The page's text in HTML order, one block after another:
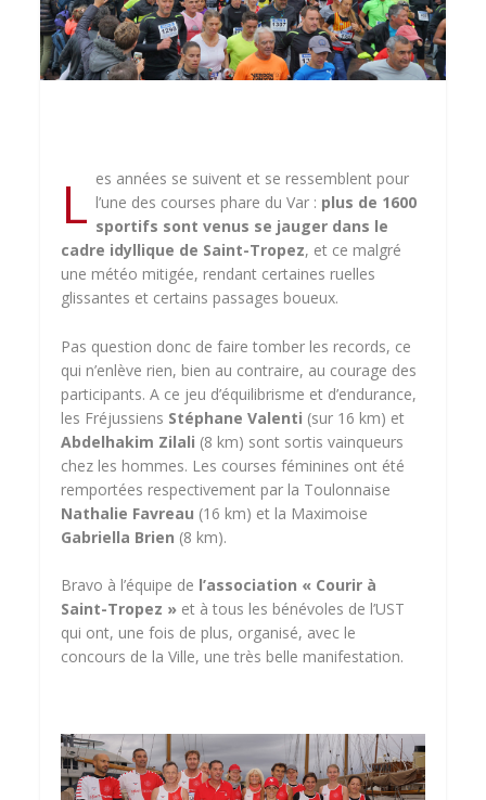
L es années se suivent et se ressemblent pour
l’une des courses phare du Var : plus de 1600
sportifs sont venus se jauger dans le
cadre idyllique de Saint-Tropez, et ce malgré
une météo mitigée, rendant certaines ruelles
glissantes et certains passages boueux.
Pas question donc de faire tomber les records, ce
qui n’enlève rien, bien au contraire, au courage des
participants. A ce jeu d’équilibrisme et d’endurance,
les Fréjussiens Stéphane Valenti (sur 16 km) et
Abdelhakim Zilali (8 km) sont sortis vainqueurs
chez les hommes. Les courses féminines ont été
remportées respectivement par la Toulonnaise
Nathalie Favreau (16 km) et la Maximoise
Gabriella Brien (8 km).
Bravo à l’équipe de l’association « Courir à
Saint-Tropez » et à tous les bénévoles de l’UST
qui ont, une fois de plus, organisé, avec le
concours de la Ville, une très belle manifestation.